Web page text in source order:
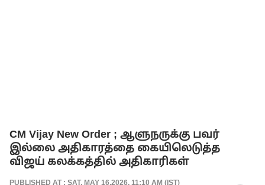
CM Vijay New Order ; ஆளுநருக்கு பவர்
இல்லை அதிகாரத்தை கையிலெடுத்த
விஜய் கலக்கத்தில் அதிகாரிகள்
PUBLISHED AT : SAT, MAY 16,2026, 11:10 AM (IST)